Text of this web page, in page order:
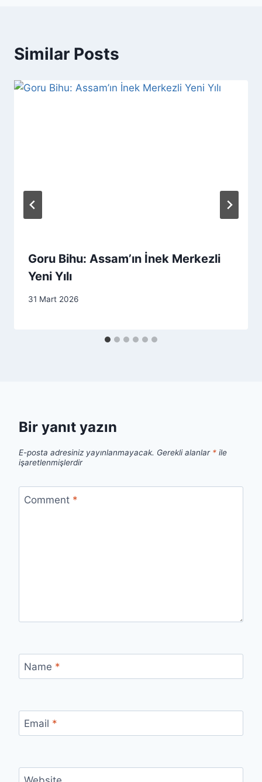
Similar Posts
Goru Bihu: Assam’ın İnek Merkezli
Yeni Yılı
31 Mart 2026
Bir yanıt yazın
E-posta adresiniz yayınlanmayacak. Gerekli alanlar * ile
işaretlenmişlerdir
Comment *
Name *
Email *